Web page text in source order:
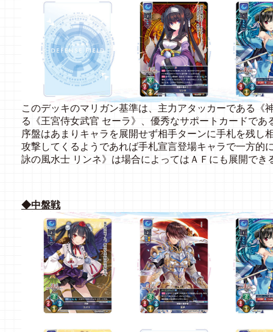
このデッキのマリガン基準は、主力アタッカーである《
る《王宮侍女武官 セーラ》、優秀なサポートカードで
序盤はあまりキャラを展開せず相手ターンに手札を残し
攻撃してくるようであれば手札宣言登場キャラで一方的
詠の風水士 リンネ》は場合によってはＡＦにも展開でき
◆中盤戦